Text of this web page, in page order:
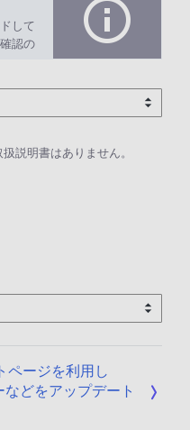
して
認の
説明書はありません。
ページを利用し
どをアップデート